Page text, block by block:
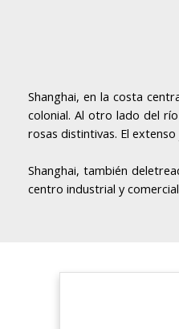
Shanghai, en la costa
colonial. Al otro lado del
rosas distintivas. El
Shanghai, también
centro industrial y comercial